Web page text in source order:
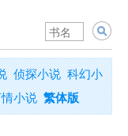
侦探小说 科幻小
小说 繁体版